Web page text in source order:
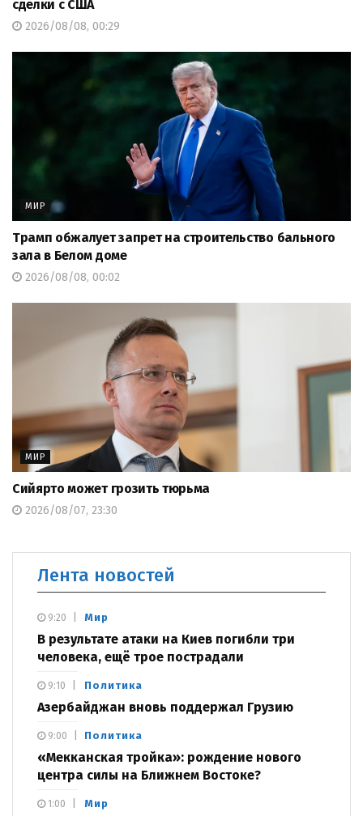
сделки с США
2026/08/08, 00:29
МИР
Трамп обжалует запрет на строительство бального
зала в Белом доме
2026/08/08, 00:02
МИР
Сийярто может грозить тюрьма
2026/08/07, 23:30
Лента новостей
Мир
В результате атаки на Киев погибли три
человека, ещё трое пострадали
9:20
Политика
Азербайджан вновь поддержал Грузию
9:10
Политика
«Мекканская тройка»: рождение нового
центра силы на Ближнем Востоке?
9:00
Мир
1:00